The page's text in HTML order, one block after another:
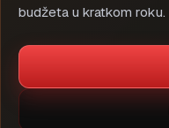
budžeta u kratkom roku.